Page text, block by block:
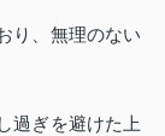
り、無理のない
過ぎを避けた上